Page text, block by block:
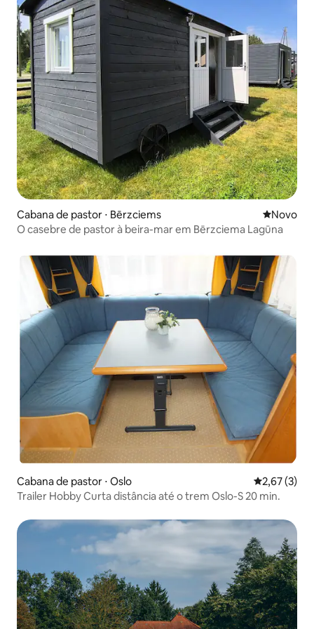
Cabana de pastor ⋅ Bērzciems Novo
Novo
O casebre de pastor à beira-mar em Bērzciema Lagūna
Cabana de pastor ⋅ Oslo 2,67 de
2,67 (3)
Trailer Hobby Curta distância até o trem Oslo-S 20 min.